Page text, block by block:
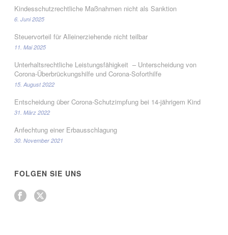
Kindesschutzrechtliche Maßnahmen nicht als Sanktion
6. Juni 2025
Steuervorteil für Alleinerziehende nicht teilbar
11. Mai 2025
Unterhaltsrechtliche Leistungsfähigkeit – Unterscheidung von
Corona-Überbrückungshilfe und Corona-Soforthilfe
15. August 2022
Entscheidung über Corona-Schutzimpfung bei 14-jährigem Kind
31. März 2022
Anfechtung einer Erbausschlagung
30. November 2021
FOLGEN SIE UNS